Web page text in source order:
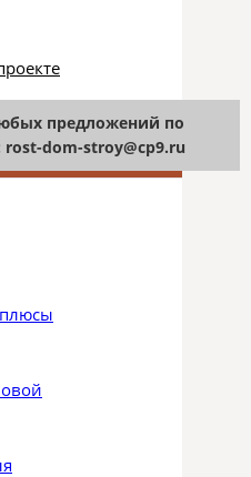
Найти:
плюсы
предложений по
rost-dom-stroy@cp9.ru